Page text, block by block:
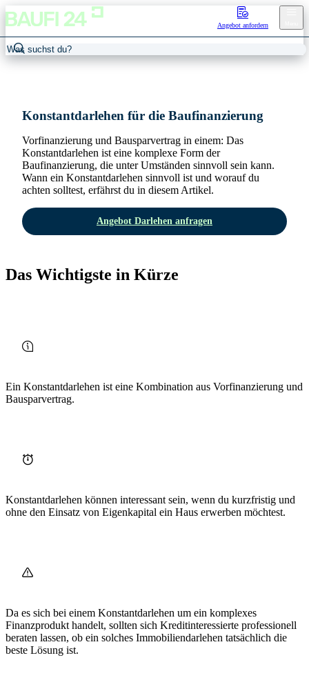
Angebot anfordern
Konstantdarlehen für die Baufinanzierung
Vorfinanzierung und Bausparvertrag in einem: Das
Konstantdarlehen ist eine komplexe Form der
Baufinanzierung, die unter Umständen sinnvoll sein kann.
Wann ein Konstantdarlehen sinnvoll ist und worauf du
achten solltest, erfährst du in diesem Artikel.
Angebot Darlehen anfragen
Das Wichtigste in Kürze
Ein Konstantdarlehen ist eine Kombination aus Vorfinanzierung und
Bausparvertrag.
Konstantdarlehen können interessant sein, wenn du kurzfristig und
ohne den Einsatz von Eigenkapital ein Haus erwerben möchtest.
Da es sich bei einem Konstantdarlehen um ein komplexes
Finanzprodukt handelt, sollten sich Kreditinteressierte professionell
beraten lassen, ob ein solches Immobiliendarlehen tatsächlich die
beste Lösung ist.